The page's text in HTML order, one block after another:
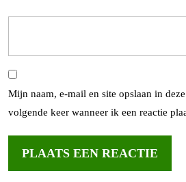
Mijn naam, e-mail en site opslaan in
volgende keer wanneer ik een reactie